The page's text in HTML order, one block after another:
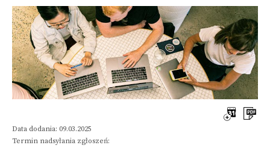
Data dodania: 09.03.2025
Termin nadsyłania zgłoszeń: